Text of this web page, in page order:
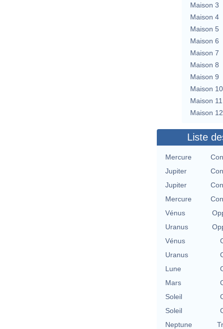
Maison 3
Maison 4
Maison 5
Maison 6
Maison 7
Maison 8
Maison 9
Maison 10
Maison 11
Maison 12
Liste
Mercure
Jupiter
Jupiter
Mercure
Vénus
Uranus
Vénus
Uranus
Lune
Mars
Soleil
Soleil
Neptune